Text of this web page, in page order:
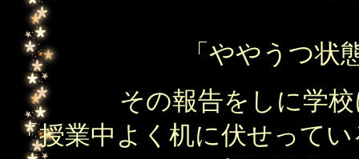
「ややうつ状
その報告をしに学
「授業中よく机に伏せって